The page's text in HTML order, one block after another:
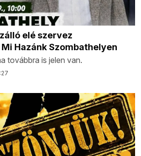
elé szervez
Hazánk Szombathelyen
továbbra is jelen van.